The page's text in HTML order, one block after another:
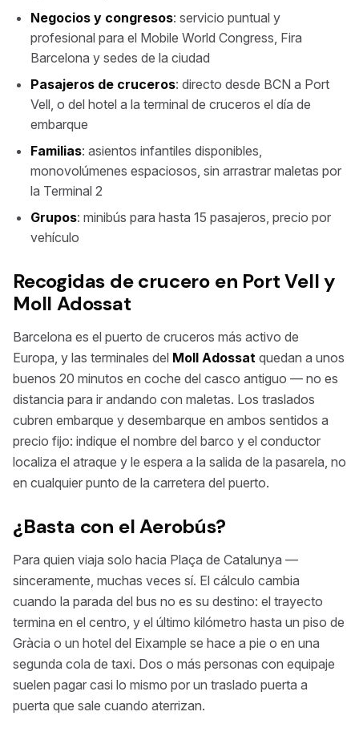
Negocios y congresos: servicio puntual y
profesional para el Mobile World Congress, Fira
Barcelona y sedes de la ciudad
Pasajeros de cruceros: directo desde BCN a Port
Vell, o del hotel a la terminal de cruceros el día de
embarque
Familias: asientos infantiles disponibles,
monovolúmenes espaciosos, sin arrastrar maletas por
la Terminal 2
Grupos: minibús para hasta 15 pasajeros, precio por
vehículo
Recogidas de crucero en Port Vell y
Moll Adossat
Barcelona es el puerto de cruceros más activo de
Europa, y las terminales del Moll Adossat quedan a unos
buenos 20 minutos en coche del casco antiguo — no es
distancia para ir andando con maletas. Los traslados
cubren embarque y desembarque en ambos sentidos a
precio fijo: indique el nombre del barco y el conductor
localiza el atraque y le espera a la salida de la pasarela, no
en cualquier punto de la carretera del puerto.
¿Basta con el Aerobús?
Para quien viaja solo hacia Plaça de Catalunya —
sinceramente, muchas veces sí. El cálculo cambia
cuando la parada del bus no es su destino: el trayecto
termina en el centro, y el último kilómetro hasta un piso de
Gràcia o un hotel del Eixample se hace a pie o en una
segunda cola de taxi. Dos o más personas con equipaje
suelen pagar casi lo mismo por un traslado puerta a
puerta que sale cuando aterrizan.